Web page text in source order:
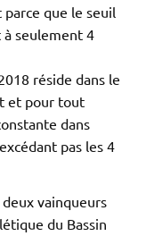
parce que le seuil
à seulement 4
réside dans le
et pour tout
dans
pas les 4
vainqueurs
du Bassin